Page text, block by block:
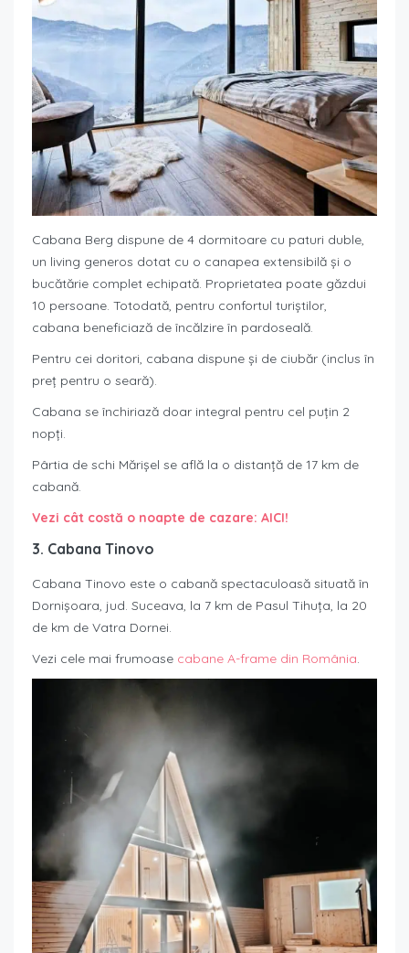
Cabana Berg dispune de 4 dormitoare cu paturi duble,
un living generos dotat cu o canapea extensibilă și o
bucătărie complet echipată. Proprietatea poate găzdui
10 persoane. Totodată, pentru confortul turiștilor,
cabana beneficiază de încălzire în pardoseală.
Pentru cei doritori, cabana dispune și de ciubăr (inclus în
preţ pentru o seară).
Cabana se închiriază doar integral pentru cel puțin 2
nopți.
Pârtia de schi Mărișel se află la o distanță de 17 km de
cabană.
Vezi cât costă o noapte de cazare: AICI!
3. Cabana Tinovo
Cabana Tinovo este o cabană spectaculoasă situată în
Dornişoara, jud. Suceava, la 7 km de Pasul Tihuța, la 20
de km de Vatra Dornei.
Vezi cele mai frumoase cabane A-frame din România.